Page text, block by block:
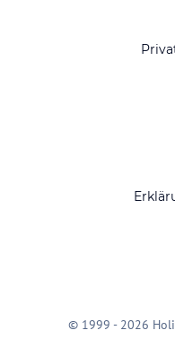
© 1999 - 2026